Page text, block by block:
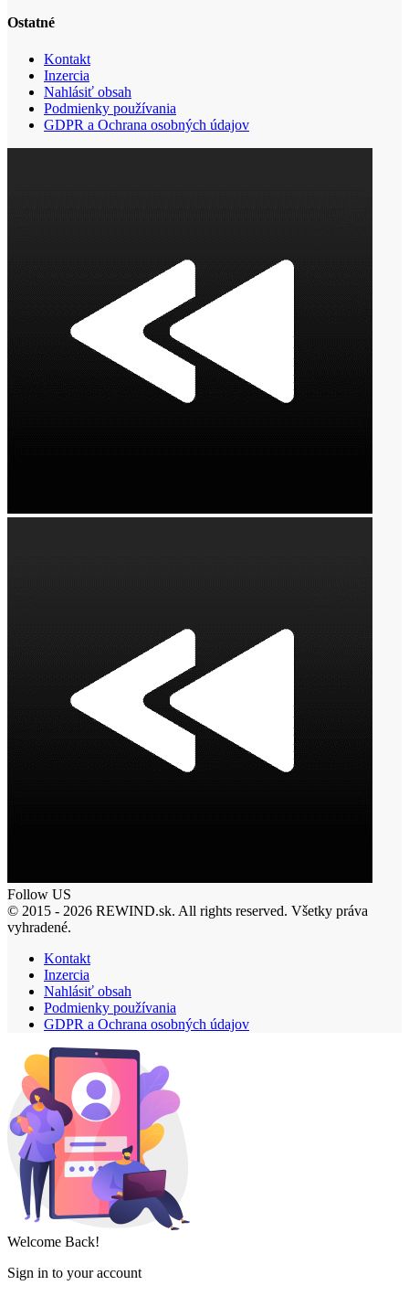
Ostatné
Kontakt
Inzercia
Nahlásiť obsah
Podmienky používania
GDPR a Ochrana osobných údajov
Follow US
© 2015 - 2026 REWIND.sk. All rights reserved. Všetky práva
vyhradené.
Kontakt
Inzercia
Nahlásiť obsah
Podmienky používania
GDPR a Ochrana osobných údajov
Welcome Back!
Sign in to your account